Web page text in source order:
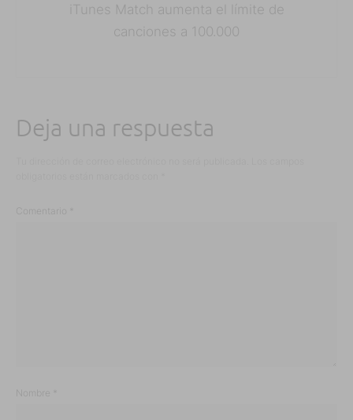
iTunes Match aumenta el límite de
canciones a 100.000
Deja una respuesta
Comentario
Nombre